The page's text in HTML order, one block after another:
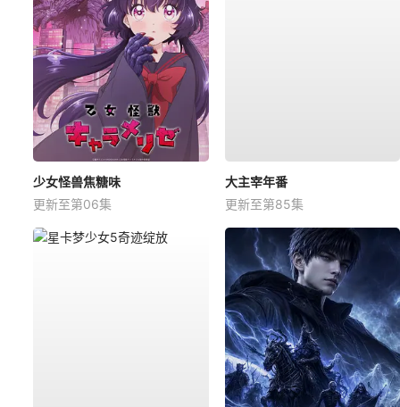
少女怪兽焦糖味
更新至第06集
大主宰年番
更新至第85集